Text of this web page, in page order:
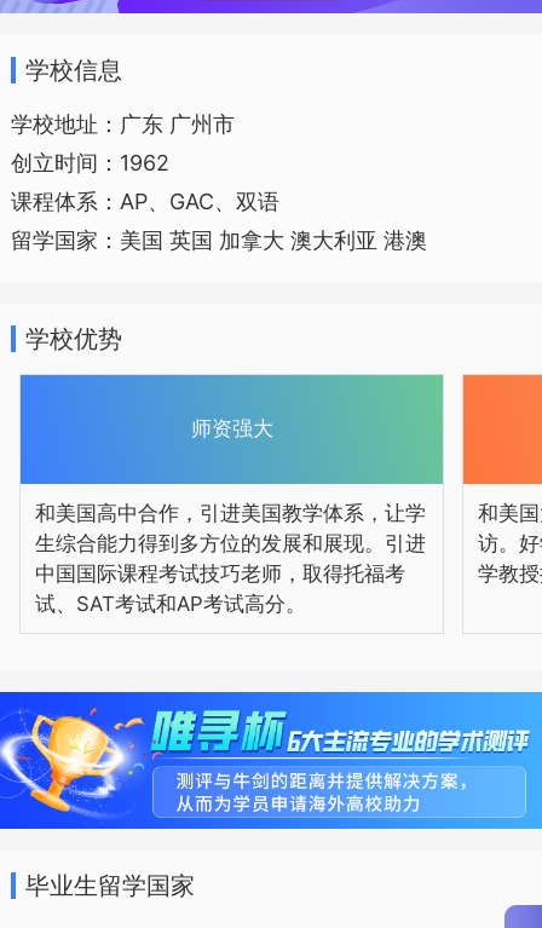
进、环境优美、交通便利的条件为学生的
发展提供了身心健康发展的空间。
学校信息
学校地址：广东 广州市
创立时间：1962
课程体系：AP、GAC、双语
留学国家：美国 英国 加拿大 澳大利亚 港澳
学校优势
师资强大
和美国高中合作，引进美国教学体系，让学
生综合能力得到多方位的发展和展现。引进
中国国际课程考试技巧老师，取得托福考
试、SAT考试和AP考试高分。
和美
访。
学教
毕业生留学国家